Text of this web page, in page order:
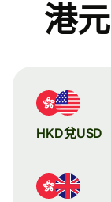
港
HKD兌USD